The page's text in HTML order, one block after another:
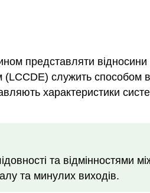
представляти
(LCCDE) служить способом
характеристики
та відмінностями
та минулих виходів.